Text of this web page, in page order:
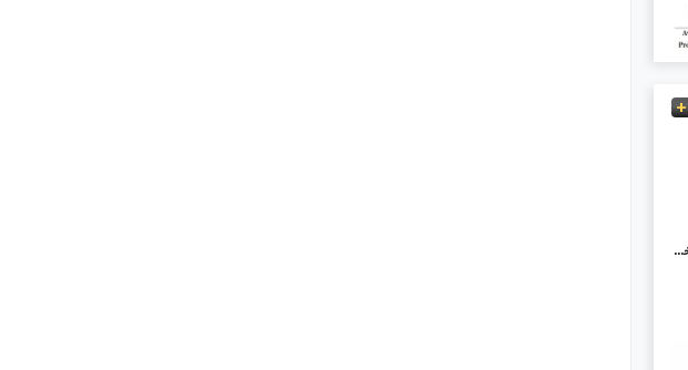
جی ۔ 10 اسلام آباد میں 1 مرلہ Studio دکان 1.4 کروڑ میں برائے فروخت۔